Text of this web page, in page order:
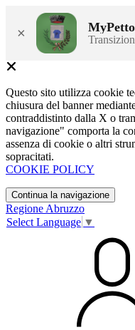
×
Questo sito utilizza cookie
chiusura del banner
contraddistinto dalla X o
navigazione" comporta la
assenza di cookie o altri
sopracitati.
COOKIE POLICY
Continua la navigazione
Regione Abruzzo
Select Language ▼